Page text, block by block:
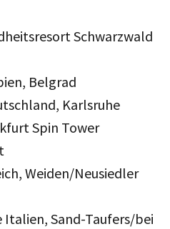
Schwarzwald
Belgrad
Karlsruhe
Spin Tower
Weiden/Neusiedler
Italien, Sand-Taufers/bei